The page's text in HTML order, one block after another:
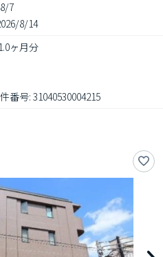
7
8/14
ヶ月分
番号: 31040530004215